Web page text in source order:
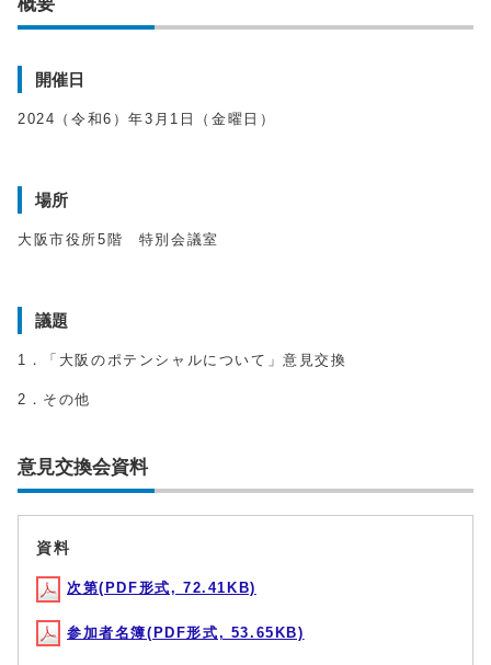
開催日
2024（令和6）年3月1日（金曜日）
場所
大阪市役所5階 特別会議室
議題
1．「大阪のポテンシャルについて」意見交換
2．その他
意見交換会資料
資料
次第(PDF形式, 72.41KB)
参加者名簿(PDF形式, 53.65KB)